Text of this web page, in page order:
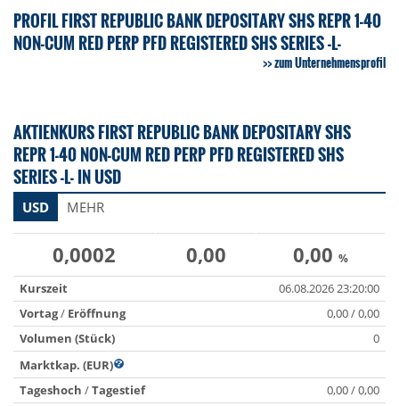
PROFIL FIRST REPUBLIC BANK DEPOSITARY SHS REPR 1-40
NON-CUM RED PERP PFD REGISTERED SHS SERIES -L-
zum Unternehmensprofil
AKTIENKURS FIRST REPUBLIC BANK DEPOSITARY SHS
REPR 1-40 NON-CUM RED PERP PFD REGISTERED SHS
SERIES -L- IN USD
USD MEHR
0,0002 0,00 0,00 %
Kurszeit
06.08.2026 23:20:00
Vortag/ Eröffnung
0,00 / 0,00
Volumen (Stück)
0
Marktkap. (EUR)
Tageshoch /Tagestief
0,00 / 0,00